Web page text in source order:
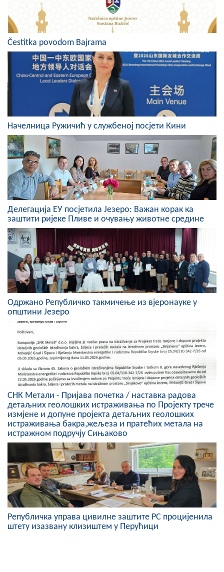
Активности
Јавни позиви
Обавјештења
Заштита од пожара
Геоистраживања
ФИНАНСИЈЕ
ПРИВРЕДА
Пољопривреда
Туризам
Спорт
ЦИВИЛНА ЗАШТИТА
КОНТАКТ
Čestitka povodom Bajrama
Начелница Ружичић у службеној посјети Кини
Делегација ЕУ посјетила Језеро: Важан корак ка
заштити ријеке Пливе и очувању животне средине
Одржано Републичко такмичење из вјеронауке у
општини Језеро
СНК Метали - Пријава почетка / наставка радова
детаљних геолошких истраживања по Пројекту трече
измјене и допуне пројекта детаљних геолошких
истраживања бакра,жељеза и пратећих метала на
истражном подручју Сињаково
Републичка управа цивилне заштите РС процијенила
штету изазвану клизиштем у Перућици